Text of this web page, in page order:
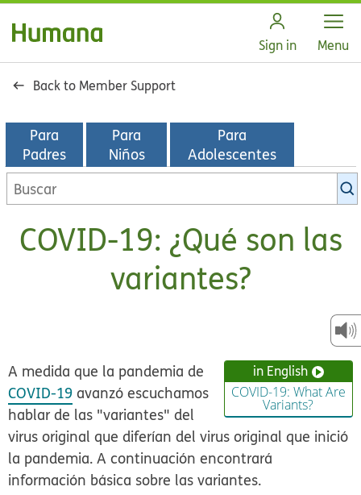
Sign in Open
Menu
Back to Member Support
Para
Padres
Para
Niños
Para
Adolescentes
Buscar
en
biblioteca
COVID-19: ¿Qué son las
variantes?
in English
COVID-19: What Are
Variants?
A medida que la pandemia de
COVID-19 avanzó escuchamos
hablar de las "variantes" del
virus original que diferían del virus original que inició
la pandemia. A continuación encontrará
información básica sobre las variantes.